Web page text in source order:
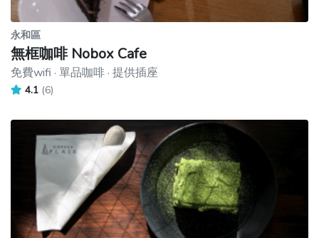
永和區
無框咖啡 Nobox Cafe
免費wifi · 單品咖啡 · 提供插座
4.1 (6)